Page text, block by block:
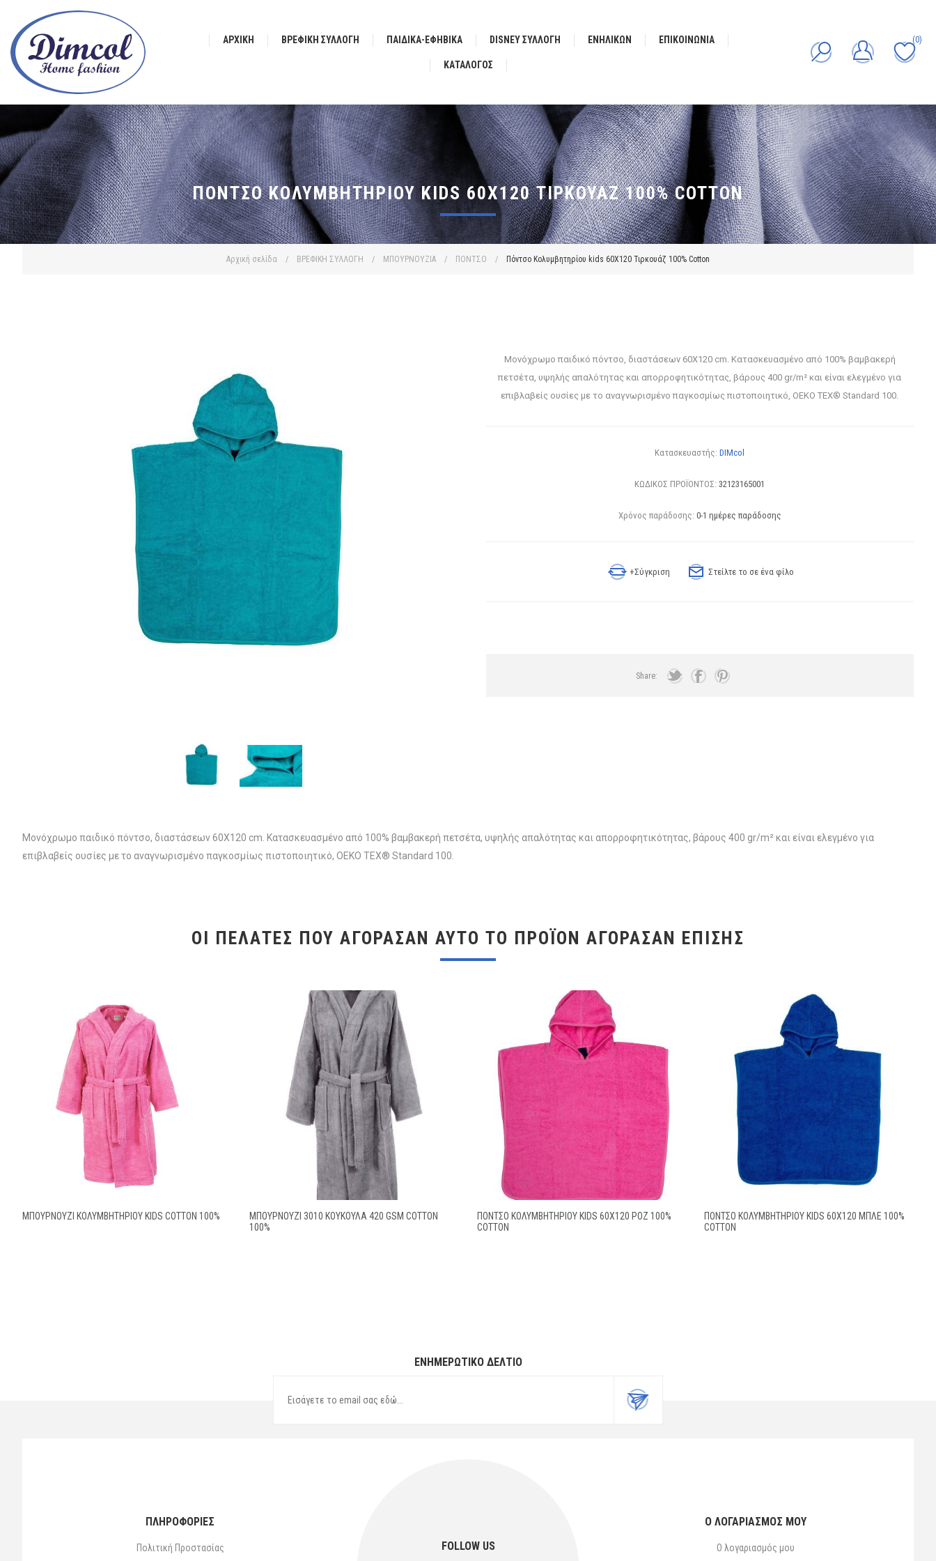
ΑΡΧΙΚΉ ΒΡΕΦΙΚΗ ΣΥΛΛΟΓΗ ΠΑΙΔΙΚΑ-ΕΦΗΒΙΚΑ DISNEY ΣΥΛΛΟΓΗ ΕΝΗΛΙΚΩΝ ΕΠΙΚΟΙΝΩΝΊΑ
ΚΑΤΆΛΟΓΟΣ
(0)
Αρχική σελίδα / ΒΡΕΦΙΚΗ ΣΥΛΛΟΓΗ / ΜΠΟΥΡΝΟΥΖΙΑ / ΠΟΝΤΣΟ / Πόντσο Κολυμβητηρίου kids 60X120 Τιρκουάζ 100% Cotton
ΠΌΝΤΣΟ ΚΟΛΥΜΒΗΤΗΡΊΟΥ KIDS 60X120 ΤΙΡΚΟΥΆΖ 100% COTTON
Μονόχρωμο παιδικό πόντσο, διαστάσεων 60X120 cm. Κατασκευασμένο από 100% βαμβακερή
πετσέτα, υψηλής απαλότητας και απορροφητικότητας, βάρους 400 gr/m² και είναι ελεγμένο για
επιβλαβείς ουσίες με το αναγνωρισμένο παγκοσμίως πιστοποιητικό, OEKO TEX® Standard 100.
Κατασκευαστής: DIMcol
ΚΩΔΙΚΟΣ ΠΡΟΪΟΝΤΟΣ: 32123165001
Χρόνος παράδοσης: 0-1 ημέρες παράδοσης
+Σύγκριση Στείλτε το σε ένα φίλο
Share:
Μονόχρωμο παιδικό πόντσο, διαστάσεων 60X120 cm. Κατασκευασμένο από 100% βαμβακερή πετσέτα, υψηλής απαλότητας και απορροφητικότητας, βάρους 400 gr/m² και είναι ελεγμένο για
επιβλαβείς ουσίες με το αναγνωρισμένο παγκοσμίως πιστοποιητικό, OEKO TEX® Standard 100.
ΟΙ ΠΕΛΆΤΕΣ ΠΟΥ ΑΓΌΡΑΣΑΝ ΑΥΤΌ ΤΟ ΠΡΟΪΌΝ ΑΓΌΡΑΣΑΝ ΕΠΊΣΗΣ
ΜΠΟΥΡΝΟΥΖΙ ΚΟΛΥΜΒΗΤΗΡΙΟΥ KIDS COTTON 100%
ΜΠΟΥΡΝΟΥΖΙ 3010 ΚΟΥΚΟΥΛΑ 420 GSM COTTON
100%
ΠΌΝΤΣΟ ΚΟΛΥΜΒΗΤΗΡΊΟΥ KIDS 60X120 ΡΟΖ 100%
COTTON
ΠΌΝΤΣΟ ΚΟΛΥΜΒΗΤΗΡΊΟΥ KIDS 60X120 ΜΠΛΕ 100%
COTTON
ΕΝΗΜΕΡΩΤΙΚΌ ΔΕΛΤΊΟ
FOLLOW US
ΠΛΗΡΟΦΟΡΙΕΣ
Πολιτική Προστασίας
Ο ΛΟΓΑΡΙΑΣΜΌΣ ΜΟΥ
Ο λογαριασμός μου